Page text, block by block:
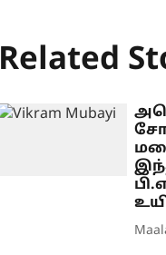
Related